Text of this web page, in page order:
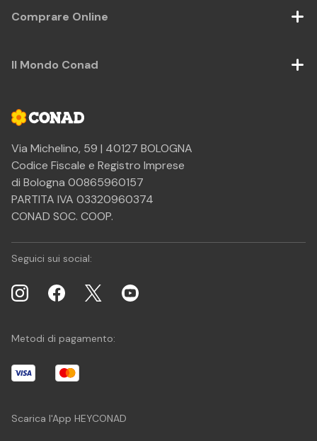
Via Michelino, 59 | 40127 BOLOGNA
Codice Fiscale e Registro Imprese
di Bologna 00865960157
PARTITA IVA 03320960374
CONAD SOC. COOP.
Comprare Online
Il Mondo Conad
Seguici sui social:
Metodi di pagamento:
Scarica l'App HEYCONAD